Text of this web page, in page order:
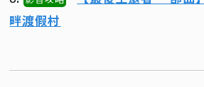
畔渡假村